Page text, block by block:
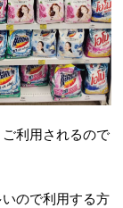
利用されるので
ので利用する方